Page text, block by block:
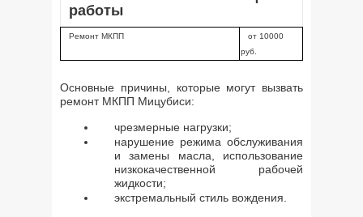
работы
Ремонт МКПП
от 10000
руб.
Основные причины, которые могут вызвать
ремонт МКПП Мицубиси:
чрезмерные нагрузки;
нарушение режима обслуживания
и замены масла, использование
низкокачественной рабочей
жидкости;
экстремальный стиль вождения.